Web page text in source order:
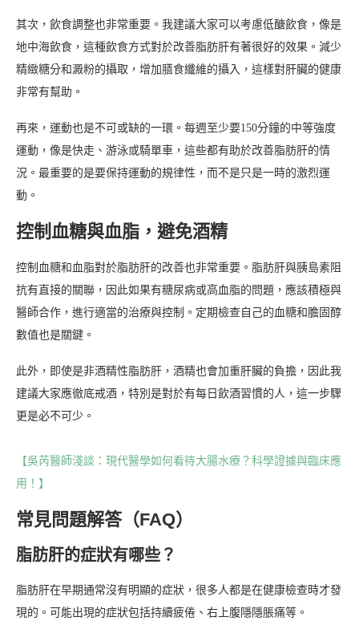
其次，飲食調整也非常重要。我建議大家可以考慮低醣飲食，像是
地中海飲食，這種飲食方式對於改善脂肪肝有著很好的效果。減少
精緻糖分和澱粉的攝取，增加膳食纖維的攝入，這樣對肝臟的健康
非常有幫助。
再來，運動也是不可或缺的一環。每週至少要150分鐘的中等強度
運動，像是快走、游泳或騎單車，這些都有助於改善脂肪肝的情
況。最重要的是要保持運動的規律性，而不是只是一時的激烈運
動。
控制血糖與血脂，避免酒精
控制血糖和血脂對於脂肪肝的改善也非常重要。脂肪肝與胰島素阻
抗有直接的關聯，因此如果有糖尿病或高血脂的問題，應該積極與
醫師合作，進行適當的治療與控制。定期檢查自己的血糖和膽固醇
數值也是關鍵。
此外，即使是非酒精性脂肪肝，酒精也會加重肝臟的負擔，因此我
建議大家應徹底戒酒，特別是對於有每日飲酒習慣的人，這一步驟
更是必不可少。
【吳芮醫師淺談：現代醫學如何看待大腸水療？科學證據與臨床應
用！】
常見問題解答（FAQ）
脂肪肝的症狀有哪些？
脂肪肝在早期通常沒有明顯的症狀，很多人都是在健康檢查時才發
現的。可能出現的症狀包括持續疲倦、右上腹隱隱脹痛等。